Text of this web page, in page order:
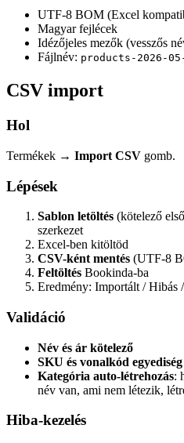
UTF-8 BOM (Excel
Magyar fejlécek
Idézőjeles mezők (vesszős
Fájlnév: products-2026-
CSV import
Hol
Termékek → Import CSV gomb.
Lépések
Sablon letöltés (kötelező
szerkezet
Excel-ben kitöltöd
CSV-ként mentés (UTF-8
Feltöltés Bookinda-ba
Eredmény: Importált / Hibás
Validáció
Név és ár kötelező
SKU és vonalkód egyediség
Kategória auto-létrehozás:
név van, ami nem létezik,
Hiba-kezelés